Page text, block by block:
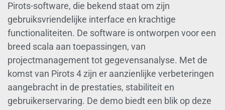
Pirots-software, die bekend staat om zijn
gebruiksvriendelijke interface en krachtige
functionaliteiten. De software is ontworpen voor een
breed scala aan toepassingen, van
projectmanagement tot gegevensanalyse. Met de
komst van Pirots 4 zijn er aanzienlijke verbeteringen
aangebracht in de prestaties, stabiliteit en
gebruikerservaring. De demo biedt een blik op deze